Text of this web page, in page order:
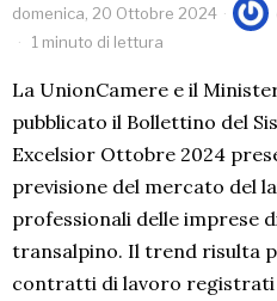
domenica, 20 Ottobre 2024
1 minuto di lettura
La UnionCamere e il
pubblicato il Bollettino del
Excelsior Ottobre 2024
previsione del mercato del
professionali delle imprese
transalpino. Il trend risulta
contratti di lavoro registrati